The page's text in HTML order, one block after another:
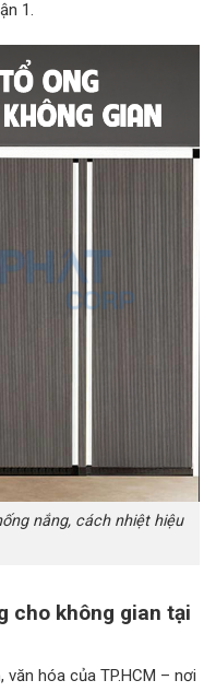
1.
nắng, cách nhiệt hiệu
cho không gian tại
hóa của TP.HCM – nơi